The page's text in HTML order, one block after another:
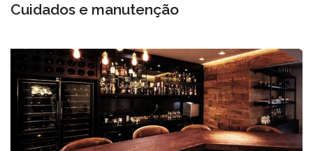
Cuidados e manutenção